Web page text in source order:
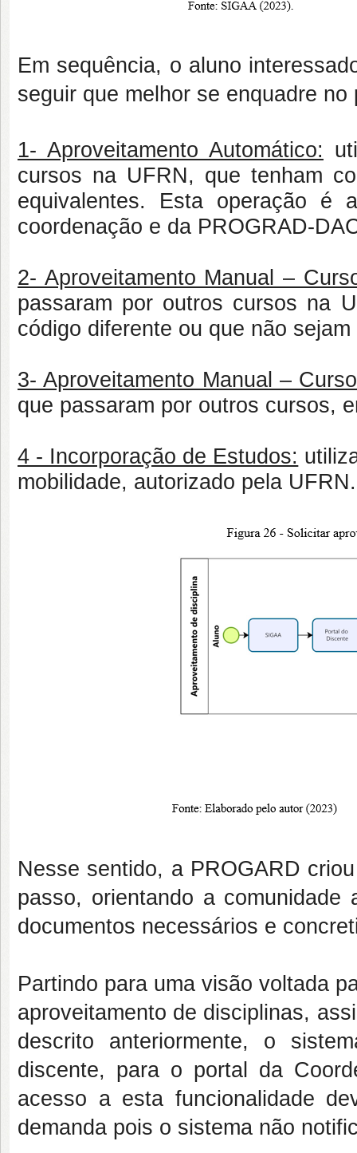
Em sequência, o aluno
seguir que melhor se enquadre
1- Aproveitamento Automático:
cursos na UFRN, que tenham
equivalentes. Esta operação é
coordenação e da PROGRAD-
2- Aproveitamento Manual –
passaram por outros cursos na
código diferente ou que não
3- Aproveitamento Manual –
que passaram por outros cursos,
4 - Incorporação de Estudos:
mobilidade, autorizado pela UFRN.
Nesse sentido, a PROGARD
passo, orientando a
documentos necessários e
Partindo para uma visão voltada
aproveitamento de disciplinas,
descrito anteriormente, o
discente, para o portal da
acesso a esta funcionalidade
demanda pois o sistema não